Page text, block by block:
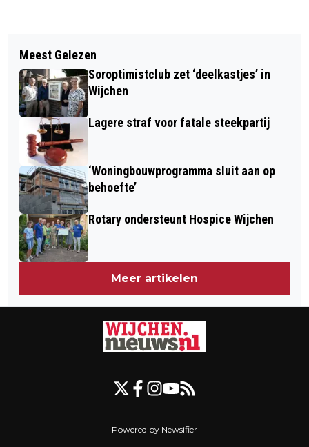
BRITS BEDRIJF NEEMT FULFILMENT.NL
OVER
VIERDE PLAATS VOOR BV
VRIENDENKRING
Meest Gelezen
Soroptimistclub zet ‘deelkastjes’ in
Wijchen
Lagere straf voor fatale steekpartij
‘Woningbouwprogramma sluit aan op
behoefte’
Rotary ondersteunt Hospice Wijchen
Meer artikelen
Powered by Newsifier